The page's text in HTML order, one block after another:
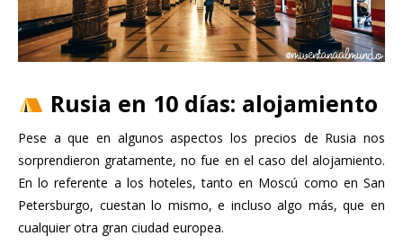
Rusia en 10 días: alojamiento
Pese a que en algunos aspectos los precios de Rusia nos
sorprendieron gratamente, no fue en el caso del alojamiento.
En lo referente a los hoteles, tanto en Moscú como en San
Petersburgo, cuestan lo mismo, e incluso algo más, que en
cualquier otra gran ciudad europea.